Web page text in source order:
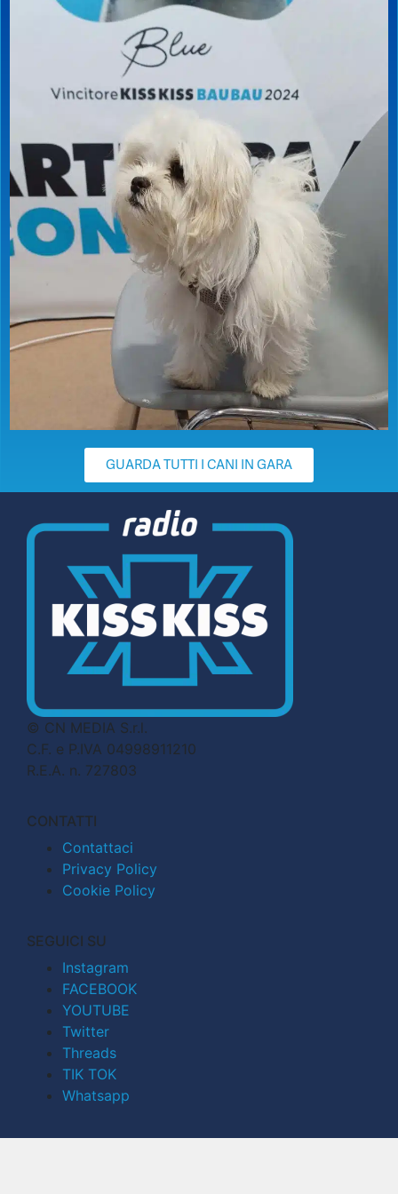
GUARDA TUTTI I CANI IN GARA
© CN MEDIA S.r.l.
C.F. e P.IVA 04998911210
R.E.A. n. 727803
CONTATTI
Contattaci
Privacy Policy
Cookie Policy
SEGUICI SU
Instagram
FACEBOOK
YOUTUBE
Twitter
Threads
TIK TOK
Whatsapp